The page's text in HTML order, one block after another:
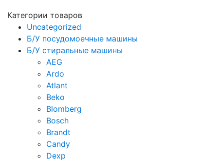
Категории товаров
Uncategorized
Б/У посудомоечные машины
Б/У стиральные машины
AEG
Ardo
Atlant
Beko
Blomberg
Bosch
Brandt
Candy
Dexp